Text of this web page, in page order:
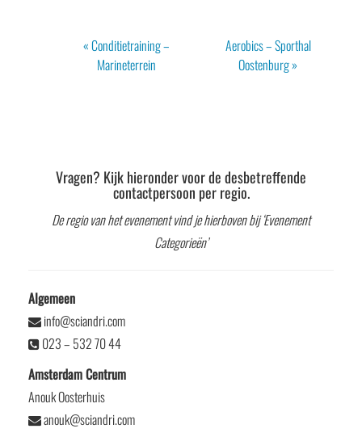
Evenement
«Conditietraining –
Marineterrein
Aerobics – Sporthal
Oostenburg»
Vragen? Kijk hieronder voor de desbetreffende
contactpersoon per regio.
De regio van het evenement vind je hierboven bij ‘Evenement
Categorieën’
Algemeen
info@sciandri.com
023 – 532 70 44
Amsterdam Centrum
Anouk Oosterhuis
anouk@sciandri.com